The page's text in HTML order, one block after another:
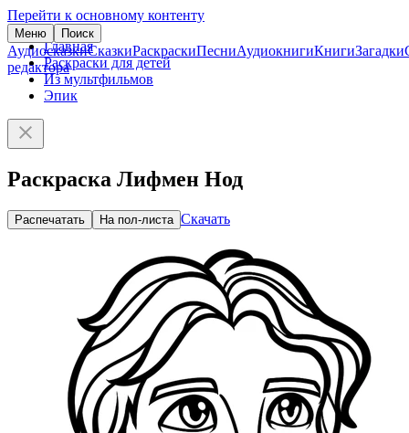
Перейти к основному контенту
Меню Поиск
АудиосказкиСказкиРаскраскиПесниАудиокнигиКнигиЗагадки
редактора
Главная
Раскраски для детей
Из мультфильмов
Эпик
Раскраска Лифмен Нод
Распечатать На пол-листа Скачать